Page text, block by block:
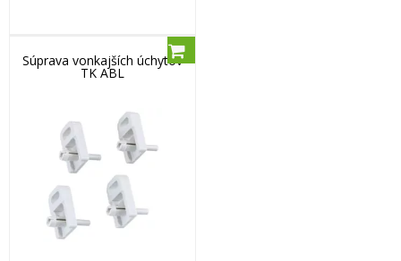
Súprava vonkajších úchytov
TK ABL